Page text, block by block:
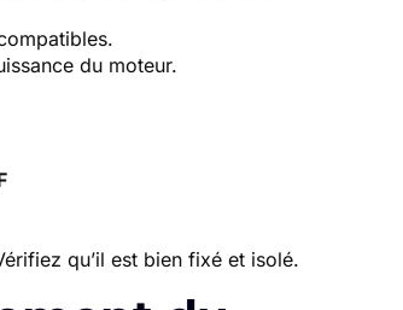
du moteur.
qu’il est bien fixé et isolé.